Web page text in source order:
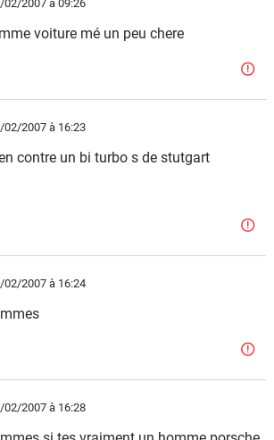
02/2007 à 09:26
voiture mé un peu chere
02/2007 à 16:23
contre un bi turbo s de stutgart
02/2007 à 16:24
02/2007 à 16:28